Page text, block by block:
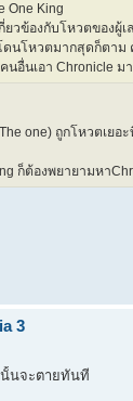
One King
ยวข้องกับโหวตของ
ดนโหวตมากสุดก็ตา
นอื่นเอา Chronicle ม
one) ถูกโหวตเ
ก็ต้องพยายามหา
3
นั้นจะตายทันที